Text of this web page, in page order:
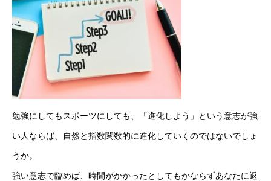
事業紹介
採用情報
コラム
健康企業宣言
お問い合わせ
個人情報保護方針
勉強にしてもスポーツにしても、「進化しよう」という意志が強
い人ならば、自然と指数関数的に進化していくのではないでしょ
うか。
強い意志で臨めば、時間がかかったとしてもかならずあなたに返